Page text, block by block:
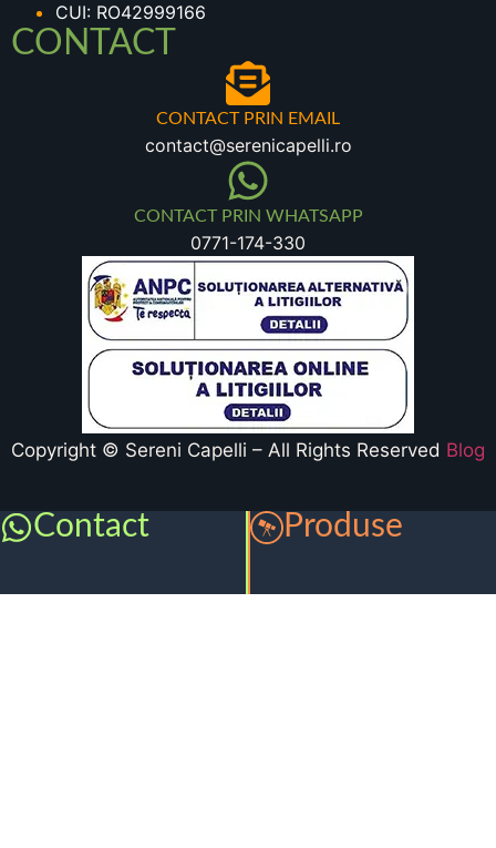
CUI: RO42999166
CONTACT
CONTACT PRIN EMAIL
contact@serenicapelli.ro
CONTACT PRIN WHATSAPP
0771-174-330
Copyright © Sereni Capelli – All Rights Reserved Blog
Contact Produse